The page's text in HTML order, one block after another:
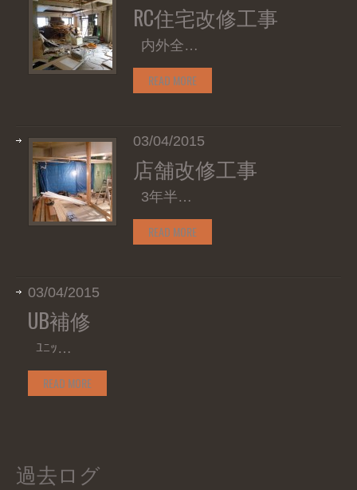
RC住宅改修工事
内外全…
READ MORE
03/04/2015
店舗改修工事
3年半…
READ MORE
03/04/2015
UB補修
ﾕﾆｯ…
READ MORE
過去ログ